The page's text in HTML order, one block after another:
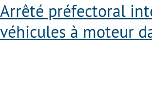
Arrêté préfectoral
véhicules à moteur